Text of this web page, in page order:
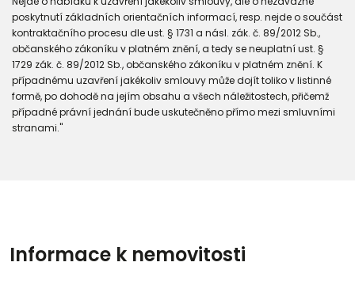
poskytnutí základních orientačních informací, resp. nejde o součást
kontraktačního procesu dle ust. § 1731 a násl. zák. č. 89/2012 Sb.,
občanského zákoníku v platném znění, a tedy se neuplatní ust. §
1729 zák. č. 89/2012 Sb., občanského zákoníku v platném znění. K
případnému uzavření jakékoliv smlouvy může dojít toliko v listinné
formě, po dohodě na jejím obsahu a všech náležitostech, přičemž
případné právní jednání bude uskutečněno přímo mezi smluvními
stranami."
Informace k nemovitosti